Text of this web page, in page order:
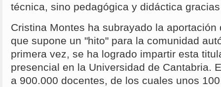
técnica, sino pedagógica y didáctica
Cristina Montes ha subrayado la
que supone un "hito" para la comunidad
primera vez, se ha logrado impartir esta
presencial en la Universidad de Cantabria.
a 900.000 docentes, de los cuales unos